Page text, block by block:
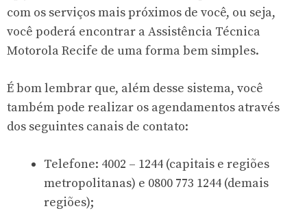
com os serviços mais próximos de você, ou seja,
você poderá encontrar a Assistência Técnica
Motorola Recife de uma forma bem simples.
É bom lembrar que, além desse sistema, você
também pode realizar os agendamentos através
dos seguintes canais de contato:
Telefone: 4002 – 1244 (capitais e regiões
metropolitanas) e 0800 773 1244 (demais
regiões);